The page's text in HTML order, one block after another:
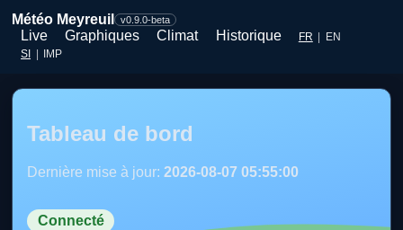
Météo Meyreuil v0.9.0-beta
Live Graphiques Climat Historique FR | EN
SI
IMP
Tableau de bord
Dernière mise à jour:2026-08-07 05:55:00
Connecté